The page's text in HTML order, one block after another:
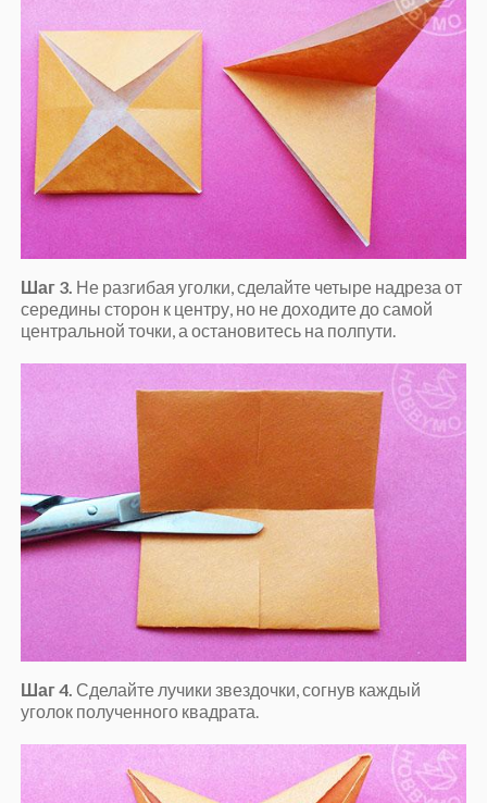
Шаг 3. Не разгибая уголки, сделайте четыре надреза от
середины сторон к центру, но не доходите до самой
центральной точки, а остановитесь на полпути.
Шаг 4. Сделайте лучики звездочки, согнув каждый
уголок полученного квадрата.